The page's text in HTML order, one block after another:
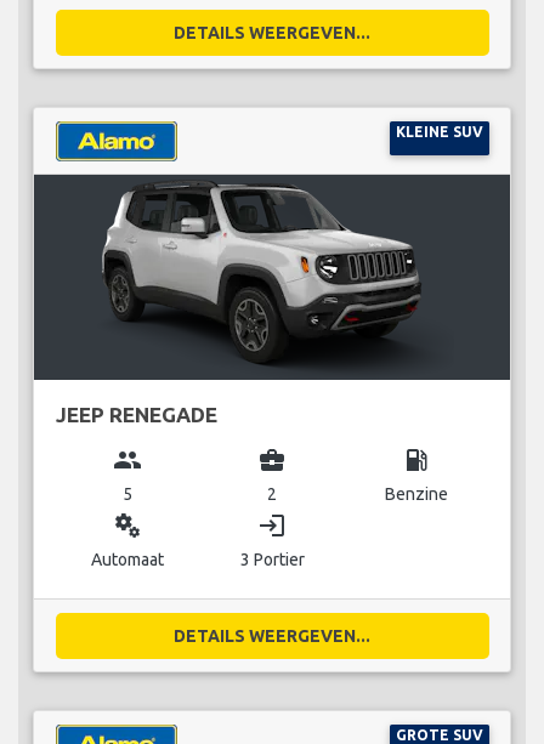
DETAILS WEERGEVEN...
KLEINE SUV
JEEP RENEGADE
group
5
business_center
2
local_gas_station
Benzine
miscellaneous_services
Automaat
login
3 Portier
DETAILS WEERGEVEN...
GROTE SUV